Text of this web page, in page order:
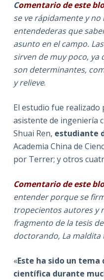
Comentario de este
se ve rápidamente y no
entendederas que
asunto en el campo.
sirven de muy poco, ya
son determinantes,
y relieve.
El estudio fue
asistente de ingeniería
Shuai Ren, estudiante
Academia China de
por Terrer; y otros
Comentario de este
entender porque se
tropecientos autores y
fragmento de la tesis
doctorando, La
«Este ha sido un
científica durante